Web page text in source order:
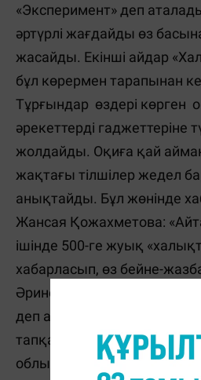
«Эксперимент» деп
әртүрлі жағдайды өз
жасайды. Екінші айдар
бұл көрермен тарапынан
Тұрғындар өздері көрген
әрекеттерді гаджеттеріне
жолдайды. Оқиға қай
жақтағы тілшілер жедел
анықтайды. Бұл жөнінде
Жансая Қожахметова:
ішінде 500-ге жуық
хабарласып, өз бейне-
Әрине, барлық түйіткілдің
деп айта алмаймыз.
тапқан келеңсіздіктер де
облысы Қарасай